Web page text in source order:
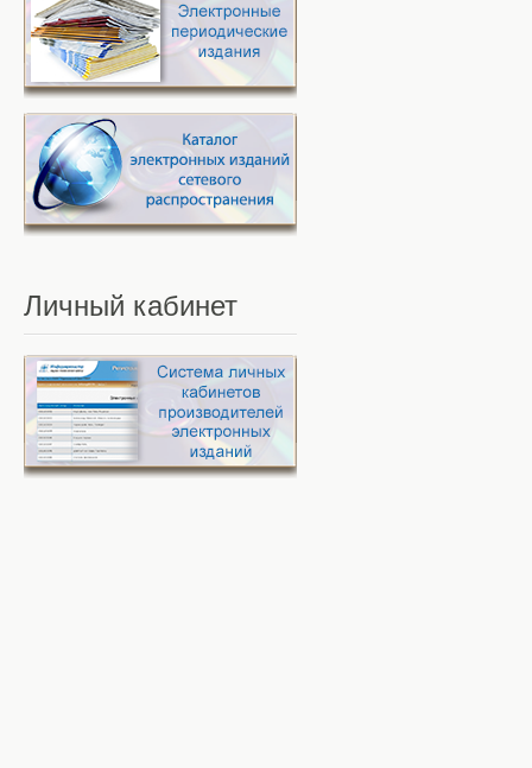
Личный кабинет